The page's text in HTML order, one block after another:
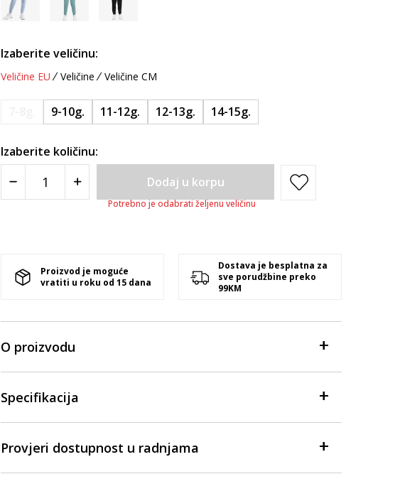
Izaberite veličinu:
Veličine EU Veličine Veličine CM
9-10g. 11-12g. 12-13g. 14-15g.
Izaberite količinu:
Dodaj u korpu
Potrebno je odabrati željenu veličinu
Proizvod je moguće
vratiti u roku od 15 dana
Dostava je besplatna za
sve porudžbine preko
99KM
O proizvodu
Specifikacija
Provjeri dostupnost u radnjama